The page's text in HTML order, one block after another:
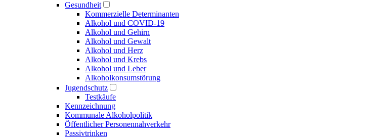
Gesundheit
Kommerzielle Determinanten
Alkohol und COVID-19
Alkohol und Gehirn
Alkohol und Gewalt
Alkohol und Herz
Alkohol und Krebs
Alkohol und Leber
Alkoholkonsumstörung
Jugendschutz
Testkäufe
Kennzeichnung
Kommunale Alkoholpolitik
Öffentlicher Personen­nahverkehr
Passivtrinken